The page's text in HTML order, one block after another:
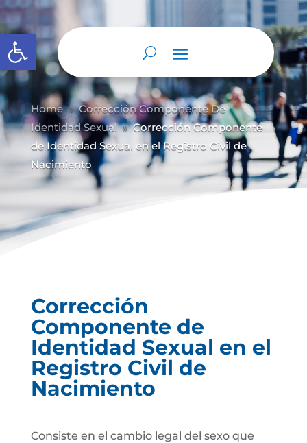
Abrir barra de herramientas
Home 9 Corrección Componente De
Identidad Sexual 9 Corrección Componente
de Identidad Sexual en el Registro Civil de
Nacimiento
Corrección
Componente de
Identidad Sexual en el
Registro Civil de
Nacimiento
Consiste en el cambio legal del sexo que